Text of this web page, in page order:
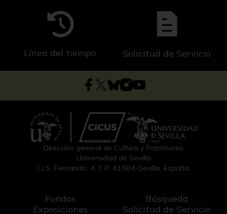
Línea del tiempo Solicitud de Servicio
Dirección general de Cultura y Patrimonio
Universidad de Sevilla
C/ S. Fernando, 4, C.P. 41004-Sevilla, España.
Fondos
Exposiciones
Búsqueda
Solicitud de Servicio